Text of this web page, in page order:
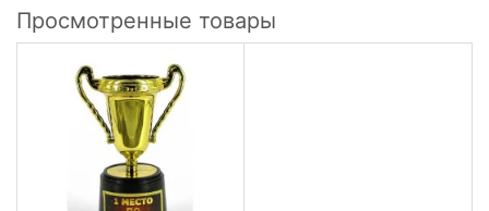
Просмотренные товары